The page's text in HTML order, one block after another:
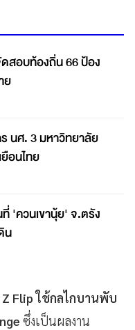
สอบท้องถิ่น 66 ป้อง
ย
นศ. 3 มหาวิทยาลัย
อนไทย
'ควนเขานุ้ย' จ.ตรัง
น
Z Flip ใช้กลไกบานพับ
ซึ่งเป็นผลงาน